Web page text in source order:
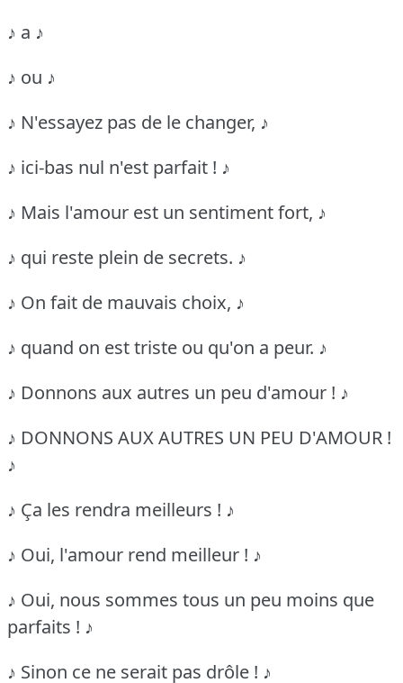
♪ a ♪
♪ ou ♪
♪ N'essayez pas de le changer, ♪
♪ ici-bas nul n'est parfait ! ♪
♪ Mais l'amour est un sentiment fort, ♪
♪ qui reste plein de secrets. ♪
♪ On fait de mauvais choix, ♪
♪ quand on est triste ou qu'on a peur. ♪
♪ Donnons aux autres un peu d'amour ! ♪
♪ DONNONS AUX AUTRES UN PEU D'AMOUR !
♪
♪ Ça les rendra meilleurs ! ♪
♪ Oui, l'amour rend meilleur ! ♪
♪ Oui, nous sommes tous un peu moins que
parfaits ! ♪
♪ Sinon ce ne serait pas drôle ! ♪